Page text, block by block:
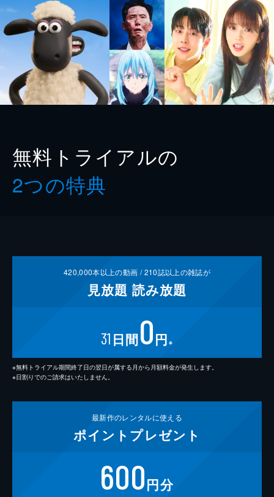
無料トライアルの
2つの特典
420,000本以上の動画 /210誌以上の雑誌が
見放題 読み放題
31 日間0円 ※
※無料トライアル期間終了日の翌日が属する月から月額料金が発生します。
※日割りでのご請求はいたしません。
最新作のレンタルに使える
ポイント プレゼント
600円分